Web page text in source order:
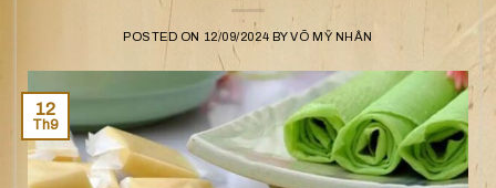
POSTED ON 12/09/2024 BYVÕ MỸ NHÂN
12
Th9